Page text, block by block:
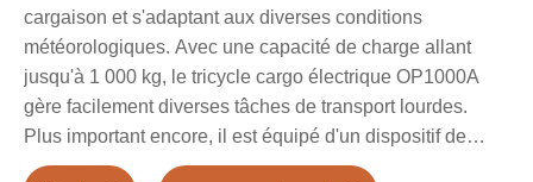
cargaison et s'adaptant aux diverses conditions
météorologiques. Avec une capacité de charge allant
jusqu'à 1 000 kg, le tricycle cargo électrique OP1000A
gère facilement diverses tâches de transport lourdes.
Plus important encore, il est équipé d'un dispositif de
déchargement automatique hydraulique avancé,